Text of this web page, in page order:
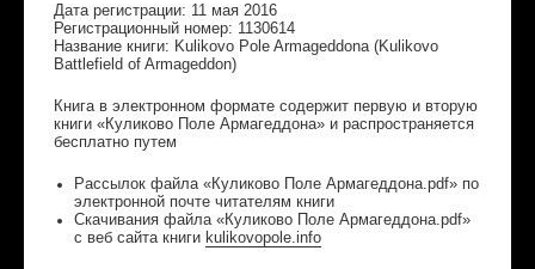
Дата регистрации: 11 мая 2016
Регистрационный номер: 1130614
Название книги: Kulikovo Pole Armageddona (Kulikovo
Battlefield of Armageddon)
Книга в электронном формате содержит первую и вторую
книги «Куликово Поле Армагеддона» и распространяется
бесплатно путем
Рассылок файла «Куликово Поле Армагеддона.pdf» по
электронной почте читателям книги
Скачивания файла «Куликово Поле Армагеддона.pdf»
с веб сайта книги kulikovopole.info